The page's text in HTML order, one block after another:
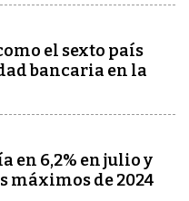
el sexto país
bancaria en la
en 6,2% en julio y
máximos de 2024